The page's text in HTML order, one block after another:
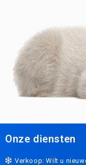
Onze diensten
Verkoop: Wilt u